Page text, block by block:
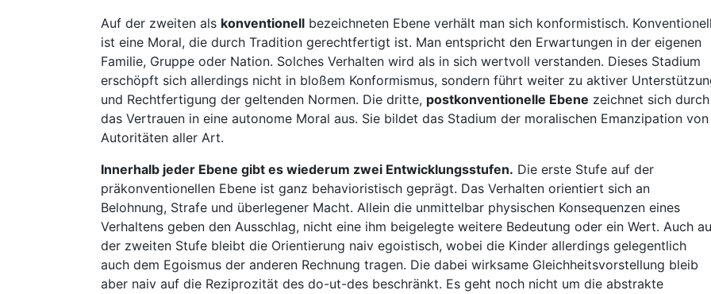
Auf der zweiten als konventionell bezeichneten Ebene verhält man sich konformistisch. Konventionell
ist eine Moral, die durch Tradition gerechtfertigt ist. Man entspricht den Erwartungen in der eigenen
Familie, Gruppe oder Nation. Solches Verhalten wird als in sich wertvoll verstanden. Dieses Stadium
erschöpft sich allerdings nicht in bloßem Konformismus, sondern führt weiter zu aktiver
und Rechtfertigung der geltenden Normen. Die dritte, postkonventionelle Ebene zeichnet sich durch
das Vertrauen in eine autonome Moral aus. Sie bildet das Stadium der moralischen Emanzipation von
Autoritäten aller Art.
Innerhalb jeder Ebene gibt es wiederum zwei Entwicklungsstufen. Die erste Stufe auf der
präkonventionellen Ebene ist ganz behavioristisch geprägt. Das Verhalten orientiert sich an
Belohnung, Strafe und überlegener Macht. Allein die unmittelbar physischen Konsequenzen eines
Verhaltens geben den Ausschlag, nicht eine ihm beigelegte weitere Bedeutung oder ein Wert. Auch
der zweiten Stufe bleibt die Orientierung naiv egoistisch, wobei die Kinder allerdings gelegentlich
auch dem Egoismus der anderen Rechnung tragen. Die dabei wirksame Gleichheitsvorstellung bleib
aber naiv auf die Reziprozität des do-ut-des beschränkt. Es geht noch nicht um die abstrakte